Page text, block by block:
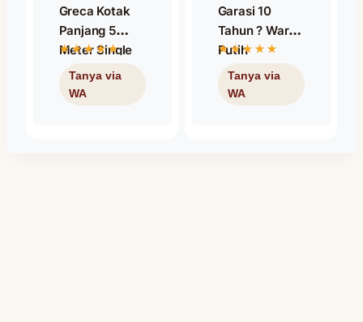
Greca Kotak
Panjang 5
Meter Single
Layer – Warna
Putih
Garasi 10
Tahun ? Warna
Putih